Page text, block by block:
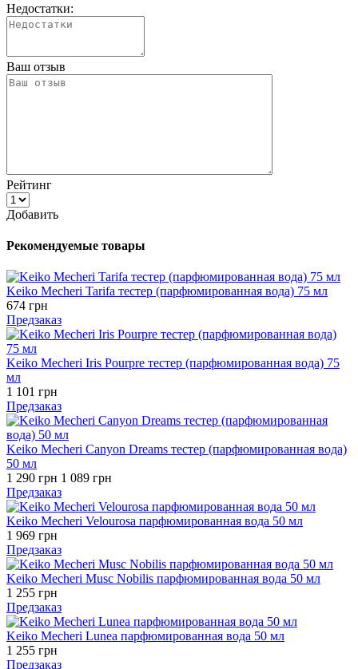
Недостатки:
Ваш отзыв
Рейтинг
Добавить
Рекомендуемые товары
Keiko Mecheri Tarifa тестер (парфюмированная вода) 75 мл
674 грн
Предзаказ
Keiko Mecheri Iris Pourpre тестер (парфюмированная вода) 75
мл
1 101 грн
Предзаказ
Keiko Mecheri Canyon Dreams тестер (парфюмированная вода)
50 мл
1 290 грн 1 089 грн
Предзаказ
Keiko Mecheri Velourosa парфюмированная вода 50 мл
1 969 грн
Предзаказ
Keiko Mecheri Musc Nobilis парфюмированная вода 50 мл
1 255 грн
Предзаказ
Keiko Mecheri Lunea парфюмированная вода 50 мл
1 255 грн
Предзаказ